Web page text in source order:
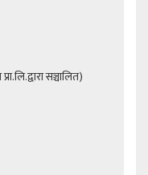
सञ्चालित)